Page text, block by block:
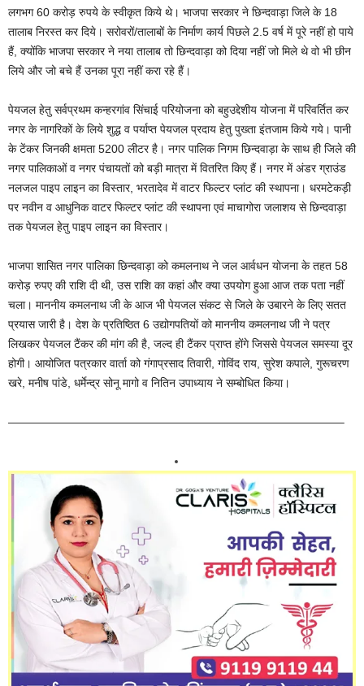
लगभग 60 करोड़ रुपये के स्वीकृत किये थे। भाजपा सरकार ने छिन्दवाड़ा जिले के 18
तालाब निरस्त कर दिये। सरोवरों/तालाबों के निर्माण कार्य पिछले 2.5 वर्ष में पूरे नहीं हो पाये
हैं, क्योंकि भाजपा सरकार ने नया तालाब तो छिन्दवाड़ा को दिया नहीं जो मिले थे वो भी छीन
लिये और जो बचे हैं उनका पूरा नहीं करा रहे हैं।
पेयजल हेतु सर्वप्रथम कन्हरगांव सिंचाई परियोजना को बहुउद्देशीय योजना में परिवर्तित कर
नगर के नागरिकों के लिये शुद्ध व पर्याप्त पेयजल प्रदाय हेतु पुख्ता इंतजाम किये गये। पानी
के टेंकर जिनकी क्षमता 5200 लीटर है। नगर पालिक निगम छिन्दवाड़ा के साथ ही जिले की
नगर पालिकाओं व नगर पंचायतों को बड़ी मात्रा में वितरित किए हैं। नगर में अंडर ग्राउंड
नलजल पाइप लाइन का विस्तार, भरतादेव में वाटर फिल्टर प्लांट की स्थापना। धरमटेकड़ी
पर नवीन व आधुनिक वाटर फिल्टर प्लांट की स्थापना एवं माचागोरा जलाशय से छिन्दवाड़ा
तक पेयजल हेतु पाइप लाइन का विस्तार।
भाजपा शासित नगर पालिका छिन्दवाड़ा को कमलनाथ ने जल आर्वधन योजना के तहत 58
करोड़ रुपए की राशि दी थी, उस राशि का कहां और क्या उपयोग हुआ आज तक पता नहीं
चला। माननीय कमलनाथ जी के आज भी पेयजल संकट से जिले के उबारने के लिए सतत
प्रयास जारी है। देश के प्रतिष्ठित 6 उद्योगपतियों को माननीय कमलनाथ जी ने पत्र
लिखकर पेयजल टैंकर की मांग की है, जल्द ही टैंकर प्राप्त होंगे जिससे पेयजल समस्या दूर
होगी। आयोजित पत्रकार वार्ता को गंगाप्रसाद तिवारी, गोविंद राय, सुरेश कपाले, गुरूचरण
खरे, मनीष पांडे, धर्मेन्द्र सोनू मागो व नितिन उपाध्याय ने सम्बोधित किया।
—————————————————————————————–